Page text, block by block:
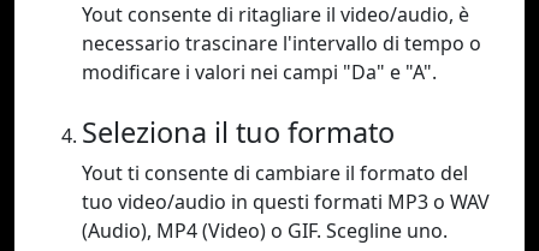
Yout consente di ritagliare il video/audio, è
necessario trascinare l'intervallo di tempo o
modificare i valori nei campi "Da" e "A".
Seleziona il tuo formato
Yout ti consente di cambiare il formato del
tuo video/audio in questi formati MP3 o WAV
(Audio), MP4 (Video) o GIF. Scegline uno.